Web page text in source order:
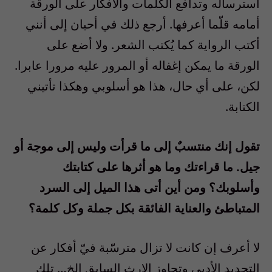
استرساله وتدافع الكلمات والأفكار على الورقة
أمامه قلّما أعرفها. أرجع ذلك في أحيان إلى أنني
أكتب الرواية كما يُكتب الشعر. ولا أضع على
الورقة ما يمكن إغفاله أو المرور عليه مرورا عابرا.
لكن، على أي حال، هذا هو أسلوبي وهكذا تأتيني
الكتابة.
تقول إنك منتسبٌ إلى ما قرأت وليس إلى موجة أو
جيل. ما قراءتك وما هو أثرها على كتابتك
وأسلوبك؟ ومن أين أتى هذا الميل إلى السرد
المتباطئ والعناية الفائقة بكل جملة وكل كلمة؟
لا أعرف إن كانت لا تزال مترسّبة فيّ أفكار عن
التجديد الأدبي وتجاوز الإرث السابق إلخ… تلك